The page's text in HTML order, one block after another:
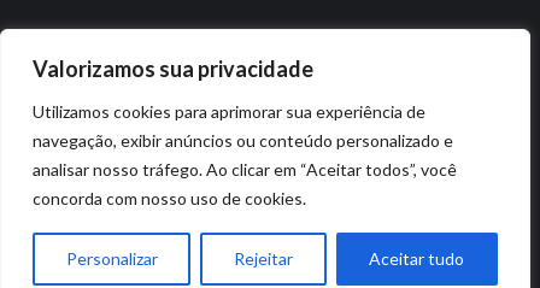
Valorizamos sua privacidade
Utilizamos cookies para aprimorar sua experiência de
navegação, exibir anúncios ou conteúdo personalizado e
analisar nosso tráfego. Ao clicar em “Aceitar todos”, você
concorda com nosso uso de cookies.
Personalizar Rejeitar Aceitar tudo